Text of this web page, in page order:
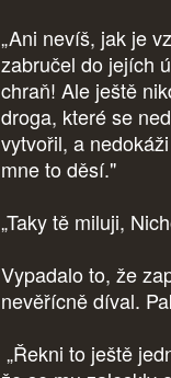
„Ani nevíš, jak je
zabručel do jejích
chraň! Ale ještě
droga, které se
vytvořil, a
mne to děsí."
„Taky tě miluji,
Vypadalo to, že
nevěřícně díval.
„Řekni to ještě